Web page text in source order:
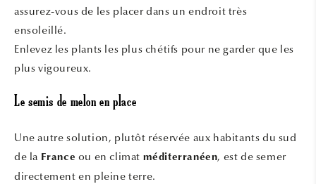
assurez-vous de les placer dans un endroit très
ensoleillé.
Enlevez les plants les plus chétifs pour ne garder que les
plus vigoureux.
Le semis de melon en place
Une autre solution, plutôt réservée aux habitants du sud
de la France ou en climat méditerranéen, est de semer
directement en pleine terre.